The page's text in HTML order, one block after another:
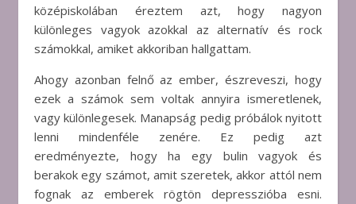
középiskolában éreztem azt, hogy nagyon
különleges vagyok azokkal az alternatív és rock
számokkal, amiket akkoriban hallgattam.
Ahogy azonban felnő az ember, észreveszi, hogy
ezek a számok sem voltak annyira ismeretlenek,
vagy különlegesek. Manapság pedig próbálok nyitott
lenni mindenféle zenére. Ez pedig azt
eredményezte, hogy ha egy bulin vagyok és
berakok egy számot, amit szeretek, akkor attól nem
fognak az emberek rögtön depresszióba esni.